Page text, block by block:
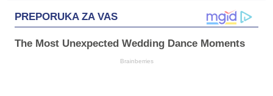
PREPORUKA ZA VAS
The Most Unexpected Wedding Dance Moments
Brainberries